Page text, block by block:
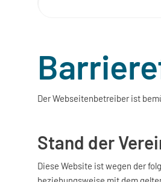
Der Webseitenbetreiber ist
Stand der
Diese Website ist wegen der